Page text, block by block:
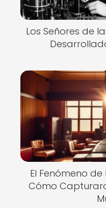
Los Señores de
El Fenómeno de
Cómo